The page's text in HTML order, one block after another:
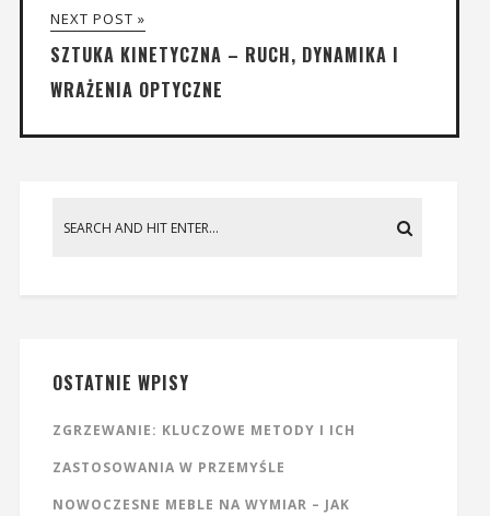
NEXT POST »
SZTUKA KINETYCZNA – RUCH, DYNAMIKA I
WRAŻENIA OPTYCZNE
OSTATNIE WPISY
ZGRZEWANIE: KLUCZOWE METODY I ICH
ZASTOSOWANIA W PRZEMYŚLE
NOWOCZESNE MEBLE NA WYMIAR – JAK